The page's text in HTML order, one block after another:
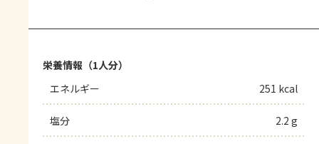
栄養情報（1人分）
エネルギー
251 kcal
塩分 2.2 g